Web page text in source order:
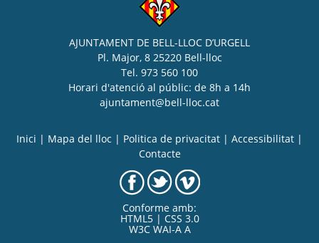
AJUNTAMENT DE BELL-LLOC D’URGELL
Pl. Major, 8 25220 Bell-lloc
Tel. 973 560 100
Horari d'atenció al públic: de 8h a 14h
ajuntament@bell-lloc.cat
Inici | Mapa del lloc | Politica de privacitat | Accessibilitat |
Contacte
Conforme amb:
HTML5 | CSS 3.0
W3C WAI-A A